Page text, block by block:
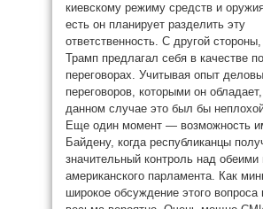
киевскому режиму средств и
есть он планирует разделить эту
ответственность. С другой
Трамп предлагал себя в качестве
переговорах. Учитывая опыт
переговоров, которыми он
данном случае это был бы
Еще один момент — возможность
Байдену, когда республиканцы
значительный контроль над обеими
американского парламента. Как
широкое обсуждение этого